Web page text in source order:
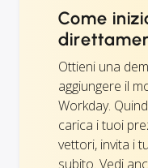
Come
Ottieni una
aggiungere il
Workday.
carica i tuoi
vettori, invita i
subito. Vedi